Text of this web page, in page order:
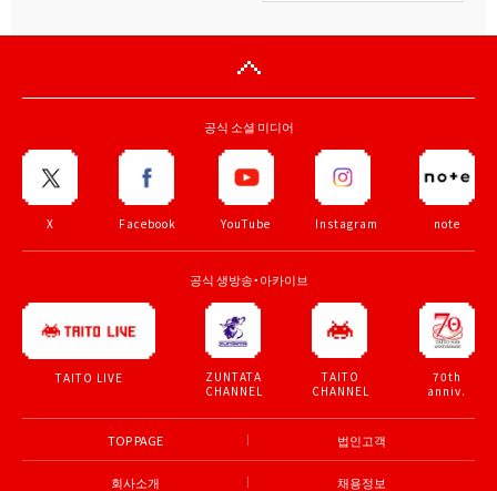
공식 소셜 미디어
X Facebook YouTube Instagram note
공식 생방송・아카이브
TAITO LIVE
ZUNTATA
CHANNEL
TAITO
CHANNEL
70th
anniv.
TOP PAGE 법인고객
회사소개 채용정보